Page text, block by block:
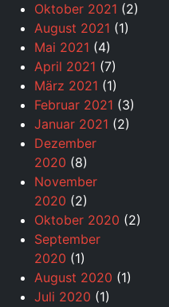
Oktober 2021 (2)
August 2021 (1)
Mai 2021 (4)
April 2021 (7)
März 2021 (1)
Februar 2021 (3)
Januar 2021 (2)
Dezember
2020 (8)
November
2020 (2)
Oktober 2020 (2)
September
2020 (1)
August 2020 (1)
Juli 2020 (1)